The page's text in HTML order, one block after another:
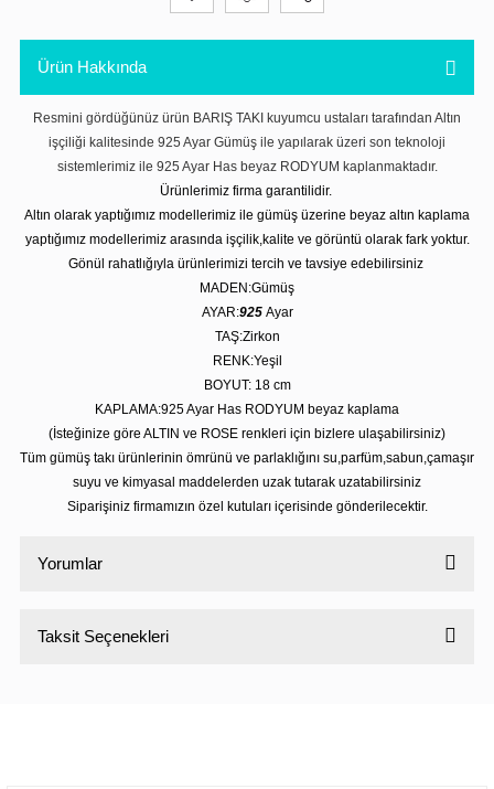
Ürün Hakkında
Resmini gördüğünüz ürün BARIŞ TAKI kuyumcu ustaları tarafından Altın
işçiliği kalitesinde 925 Ayar Gümüş ile yapılarak üzeri son teknoloji
sistemlerimiz ile 925 Ayar Has beyaz RODYUM kaplanmaktadır.
Ürünlerimiz firma garantilidir.
Altın olarak yaptığımız modellerimiz ile gümüş üzerine beyaz altın kaplama
yaptığımız modellerimiz arasında işçilik,kalite ve görüntü olarak fark yoktur.
Gönül rahatlığıyla ürünlerimizi tercih ve tavsiye edebilirsiniz
MADEN:Gümüş
AYAR:925 Ayar
TAŞ:Zirkon
RENK:Yeşil
BOYUT: 18 cm
KAPLAMA:925 Ayar Has RODYUM beyaz kaplama
(İsteğinize göre ALTIN ve ROSE renkleri için bizlere ulaşabilirsiniz)
Tüm gümüş takı ürünlerinin ömrünü ve parlaklığını su,parfüm,sabun,çamaşır
suyu ve kimyasal maddelerden uzak tutarak uzatabilirsiniz
Siparişiniz firmamızın özel kutuları içerisinde gönderilecektir.
Yorumlar
Taksit Seçenekleri